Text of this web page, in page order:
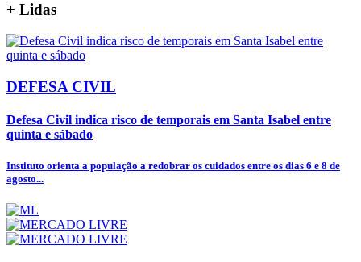
+ Lidas
DEFESA CIVIL
Defesa Civil indica risco de temporais em Santa Isabel entre
quinta e sábado
Instituto orienta a população a redobrar os cuidados entre os dias 6 e 8 de
agosto...